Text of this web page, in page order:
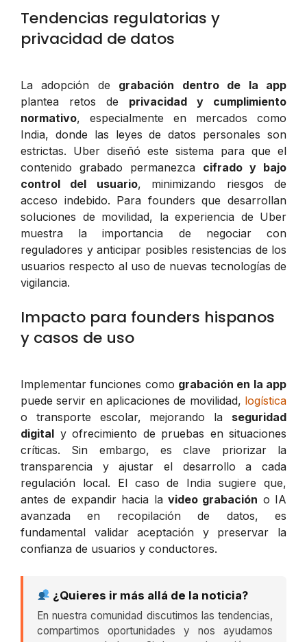
Tendencias regulatorias y
privacidad de datos
La adopción de grabación dentro de la app
plantea retos de privacidad y cumplimiento
normativo, especialmente en mercados como
India, donde las leyes de datos personales son
estrictas. Uber diseñó este sistema para que el
contenido grabado permanezca cifrado y bajo
control del usuario, minimizando riesgos de
acceso indebido. Para founders que desarrollan
soluciones de movilidad, la experiencia de Uber
muestra la importancia de negociar con
reguladores y anticipar posibles resistencias de los
usuarios respecto al uso de nuevas tecnologías de
vigilancia.
Impacto para founders hispanos
y casos de uso
Implementar funciones como grabación en la app
puede servir en aplicaciones de movilidad, logística
o transporte escolar, mejorando la seguridad
digital y ofrecimiento de pruebas en situaciones
críticas. Sin embargo, es clave priorizar la
transparencia y ajustar el desarrollo a cada
regulación local. El caso de India sugiere que,
antes de expandir hacia la video grabación o IA
avanzada en recopilación de datos, es
fundamental validar aceptación y preservar la
confianza de usuarios y conductores.
¿Quieres ir más allá de la noticia?
En nuestra comunidad discutimos las tendencias,
compartimos oportunidades y nos ayudamos